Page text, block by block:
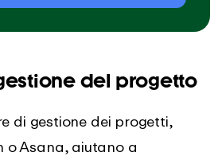
del progetto
di gestione dei progetti,
o Asana, aiutano a